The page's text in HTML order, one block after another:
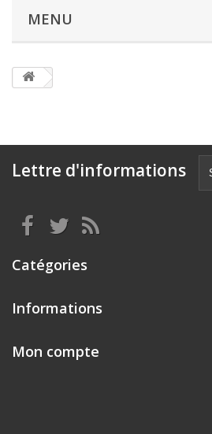
MENU
Lettre d'informations
Catégories
Informations
Mon compte